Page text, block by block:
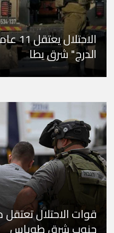
الدرج" شرق يطا
قوات الاحتلال